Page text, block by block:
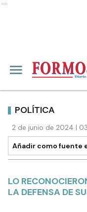
Ads
POLÍTICA
2 de junio de 2024 |
Añadir como fuente
LO
LA DEFENSA DE